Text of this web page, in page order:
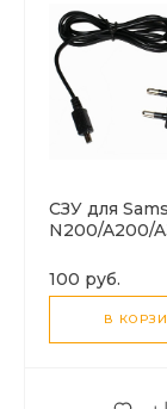
СЗУ для
N200/A200/
100 руб.
В